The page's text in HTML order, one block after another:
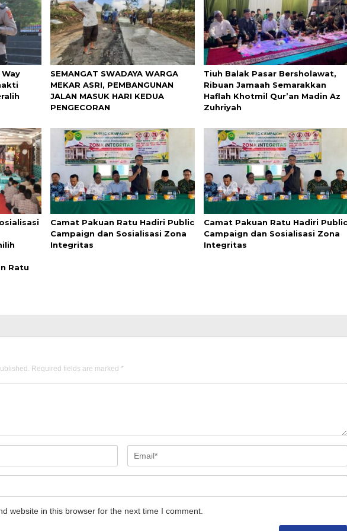
SEMANGAT SWADAYA WARGA
MEKAR ASRI, PEMBANGUNAN
JALAN MASUK HARI KEDUA
PENGECORAN
Tiuh Balak Pasar Bersholawat,
Ribuan Jamaah Semarakkan
Haflah Khotmil Qur’an Madin Az
Zuhriyah
Ratu
Camat Pakuan Ratu Hadiri Public
Campaign dan Sosialisasi Zona
Integritas
Camat Pakuan Ratu Hadiri Public
Campaign dan Sosialisasi Zona
Integritas
Required fields are marked *
website in this browser for the next time I comment.